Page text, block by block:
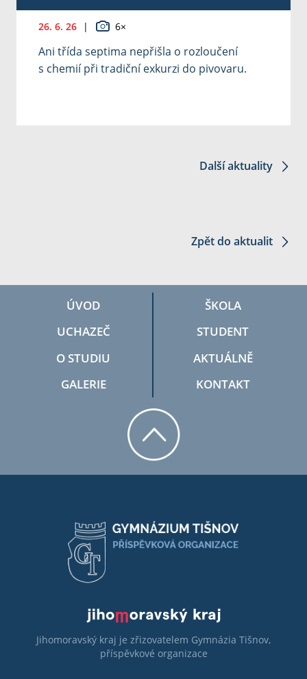
26. 6. 26 | 6×
Ani třída septima nepřišla o rozloučení
s chemií při tradiční exkurzi do pivovaru.
Další aktuality
Zpět do aktualit
ÚVOD
ŠKOLA
UCHAZEČ
STUDENT
O STUDIU
AKTUÁLNĚ
GALERIE
KONTAKT
Jihomoravský kraj je zřizovatelem Gymnázia Tišnov,
příspěvkové organizace